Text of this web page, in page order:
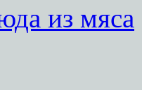
из мяса